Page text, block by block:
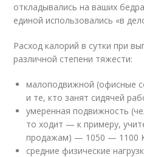
откладывались на ваших
единой использовались «в
Расход калорий в сутки при
различной степени тяжести:
малоподвижной (офисные
и те, кто занят сидячей
умеренная подвижность
то ходит — к примеру,
продажам) — 1050 — 1100
средние физические